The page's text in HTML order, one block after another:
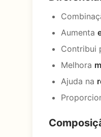
Aumenta
Contribui
Melhora
Ajuda na